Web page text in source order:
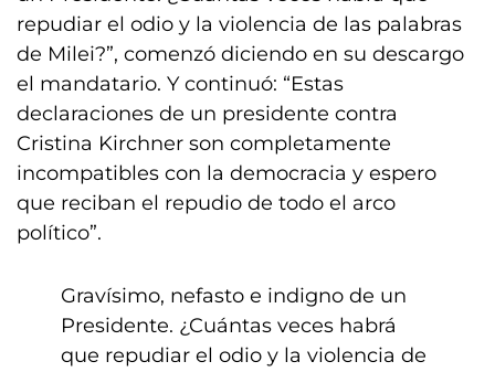
repudiar el odio y la violencia de las palabras
de Milei?”, comenzó diciendo en su descargo
el mandatario. Y continuó: “Estas
declaraciones de un presidente contra
Cristina Kirchner son completamente
incompatibles con la democracia y espero
que reciban el repudio de todo el arco
político”.
Gravísimo, nefasto e indigno de un
Presidente. ¿Cuántas veces habrá
que repudiar el odio y la violencia de